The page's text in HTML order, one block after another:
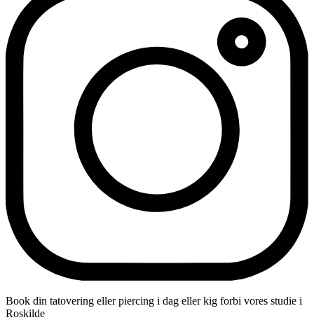
Book din tatovering eller piercing i dag eller kig forbi vores studie i
Roskilde